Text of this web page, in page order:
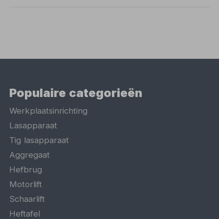
Populaire categorieën
Werkplaatsinrichting
Lasapparaat
Tig lasapparaat
Aggregaat
Hefbrug
Motorlift
Schaarlift
Heftafel